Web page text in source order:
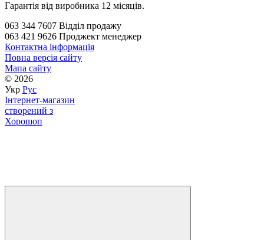
Гарантія від виробника 12 місяців.
063 344 7607 Відділ продажу
063 421 9626 Проджект менеджер
Контактна інформація
Повна версія сайту
Мапа сайту
© 2026
Укр Рус
Інтернет-магазин
створений з
Хорошоп